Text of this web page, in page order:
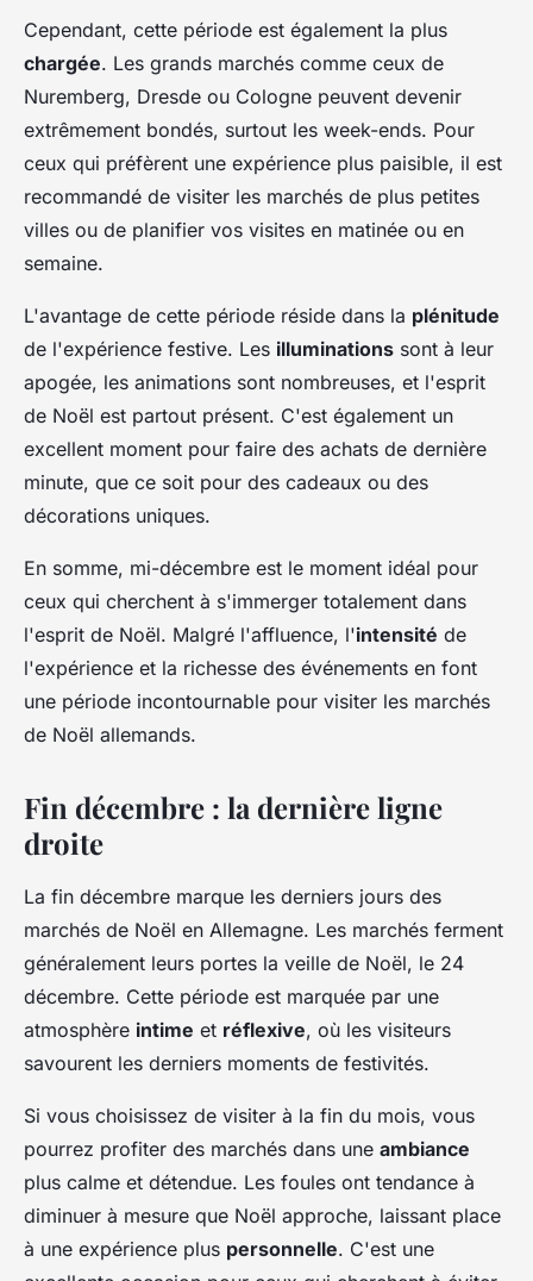
Cependant, cette période est également la plus
chargée. Les grands marchés comme ceux de
Nuremberg, Dresde ou Cologne peuvent devenir
extrêmement bondés, surtout les week-ends. Pour
ceux qui préfèrent une expérience plus paisible, il est
recommandé de visiter les marchés de plus petites
villes ou de planifier vos visites en matinée ou en
semaine.
L'avantage de cette période réside dans la plénitude
de l'expérience festive. Les illuminations sont à leur
apogée, les animations sont nombreuses, et l'esprit
de Noël est partout présent. C'est également un
excellent moment pour faire des achats de dernière
minute, que ce soit pour des cadeaux ou des
décorations uniques.
En somme, mi-décembre est le moment idéal pour
ceux qui cherchent à s'immerger totalement dans
l'esprit de Noël. Malgré l'affluence, l'intensité de
l'expérience et la richesse des événements en font
une période incontournable pour visiter les marchés
de Noël allemands.
Fin décembre : la dernière ligne
droite
La fin décembre marque les derniers jours des
marchés de Noël en Allemagne. Les marchés ferment
généralement leurs portes la veille de Noël, le 24
décembre. Cette période est marquée par une
atmosphère intime et réflexive, où les visiteurs
savourent les derniers moments de festivités.
Si vous choisissez de visiter à la fin du mois, vous
pourrez profiter des marchés dans une ambiance
plus calme et détendue. Les foules ont tendance à
diminuer à mesure que Noël approche, laissant place
à une expérience plus personnelle. C'est une